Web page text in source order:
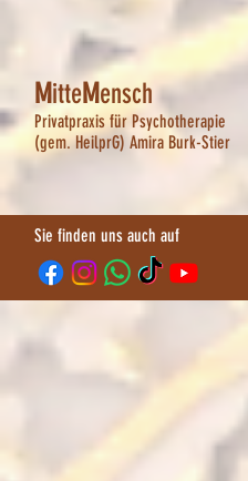
MitteMensch
Privatpraxis für Psychotherapie
(gem. HeilprG) Amira Burk-Stier
Sie finden uns auch auf